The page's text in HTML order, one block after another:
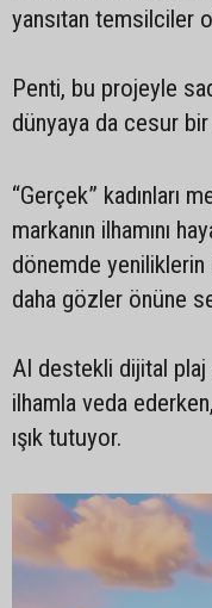
yansıtan temsilciler
Penti, bu projeyle
dünyaya da cesur
“Gerçek” kadınları
markanın ilhamını
dönemde yeniliklerin
daha gözler önüne
AI destekli dijital
ilhamla veda
ışık tutuyor.